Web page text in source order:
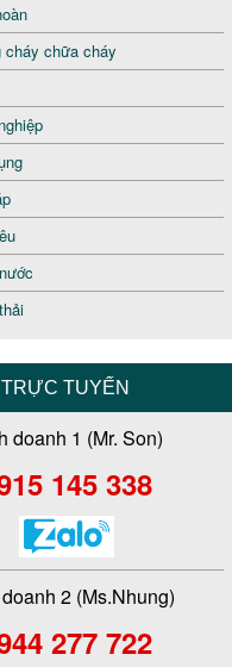
cháy chữa cháy
TUYẾN
doanh 1 (Mr. Son)
145 338
2 (Ms.Nhung)
277 722